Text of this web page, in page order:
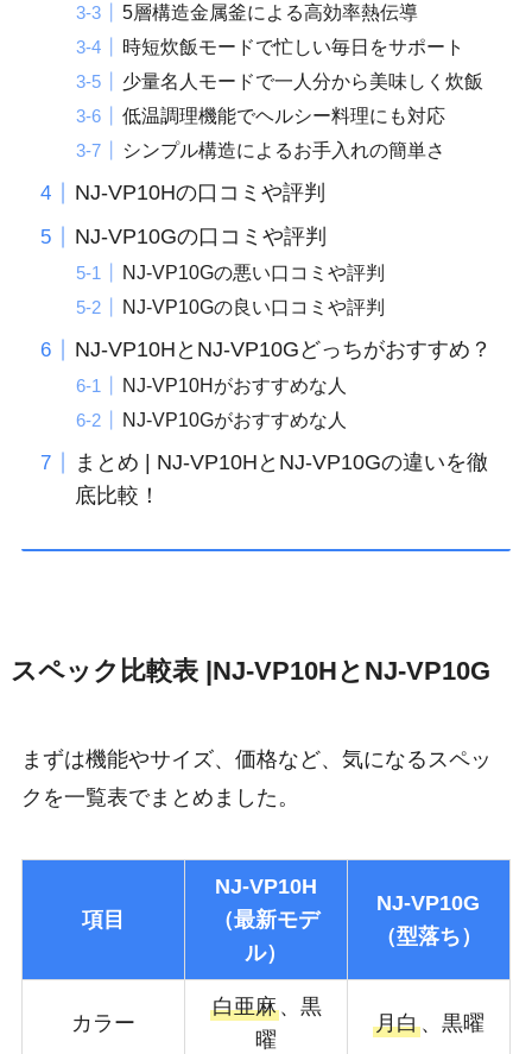
5層構造金属釜による高効率熱伝導
時短炊飯モードで忙しい毎日をサポート
少量名人モードで一人分から美味しく炊飯
低温調理機能でヘルシー料理にも対応
シンプル構造によるお手入れの簡単さ
NJ-VP10Hの口コミや評判
NJ-VP10Gの口コミや評判
NJ-VP10Gの悪い口コミや評判
NJ-VP10Gの良い口コミや評判
NJ-VP10HとNJ-VP10Gどっちがおすすめ？
NJ-VP10Hがおすすめな人
NJ-VP10Gがおすすめな人
まとめ | NJ-VP10HとNJ-VP10Gの違いを徹
底比較！
スペック比較表 |NJ-VP10HとNJ-VP10G
まずは機能やサイズ、価格など、気になるスペッ
クを一覧表でまとめました。
項目
NJ-VP10H
（最新モデ
ル）
NJ-VP10G
（型落ち）
カラー
白亜麻、黒
曜
月白、黒曜